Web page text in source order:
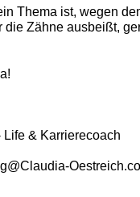
Thema ist, wegen
die Zähne ausbeißt,
& Karrierecoach